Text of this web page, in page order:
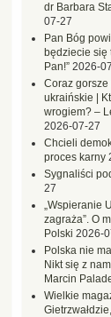
dr Barbara
07-27
Pan Bóg
będziecie się
Pan!” 2026-
Coraz
ukraińskie |
wrogiem? –
2026-07-27
Chcieli
proces karny
Sygnaliści
27
„Wspieranie
zagraża”. O
Polski 2026-
Polska nie
Nikt się z
Marcin
Wielkie